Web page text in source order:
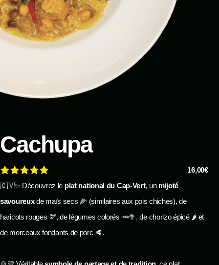
Cachupa
16,00€
🇨🇻✨ Découvrez le plat national du Cap-Vert, un mijoté
savoureuxde maïs secs 🌽 (similaires aux pois chiches), de
haricots rouges 🫘, de légumes colorés 🥕🥦, de chorizo épicé 🌶️ et
de morceaux fondants de porc 🥩.